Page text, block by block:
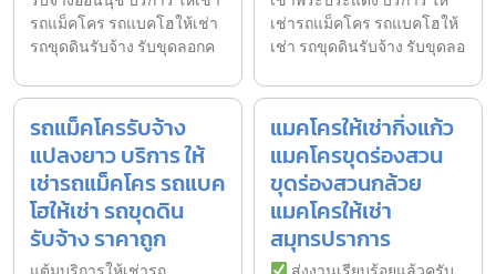
รถแม็คโคร รถแบคโฮให้เช่า
รถขุดดินรับจ้าง รับขุดลอกค
เช่ารถแม็คโคร รถแบคโฮให้
เช่า รถขุดดินรับจ้าง รับขุดลอ
รถแม็คโครรับจ้าง
แปลงยาว บริการ ให้
เช่ารถแม็คโคร รถแบค
โฮให้เช่า รถขุดดิน
รับจ้าง ราคาถูก
แมคโครให้เช่ากิ่งแก้ว
แมคโครขุดร่องสวน
ขุดร่องสวนกล้วย
แมคโครให้เช่า
สมุทรปราการ